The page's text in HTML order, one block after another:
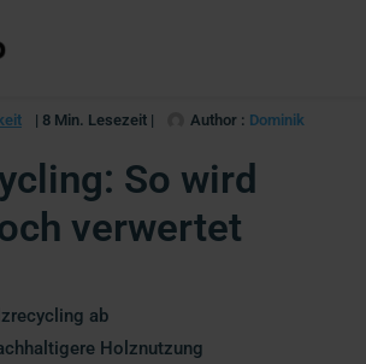
| 8 Min. Lesezeit | Author : Dominik
So wird
verwertet
ab
Holznutzung